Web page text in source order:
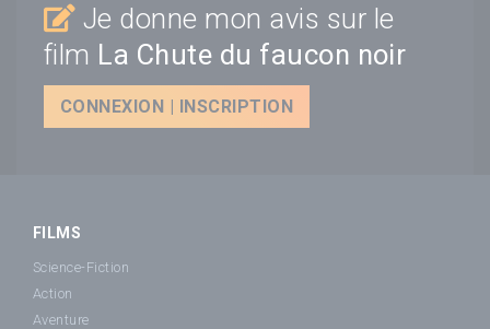
Je donne mon avis sur le
film La Chute du faucon noir
CONNEXION | INSCRIPTION
FILMS
Science-Fiction
Action
Aventure